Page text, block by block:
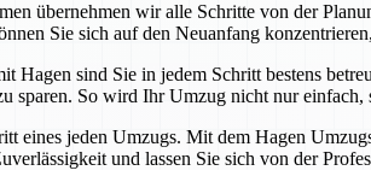
übernehmen wir alle Schritte von der
Sie sich auf den Neuanfang
sind Sie in jedem Schritt bestens
sparen. So wird Ihr Umzug nicht nur einfach,
jeden Umzugs. Mit dem Hagen
und lassen Sie sich von der